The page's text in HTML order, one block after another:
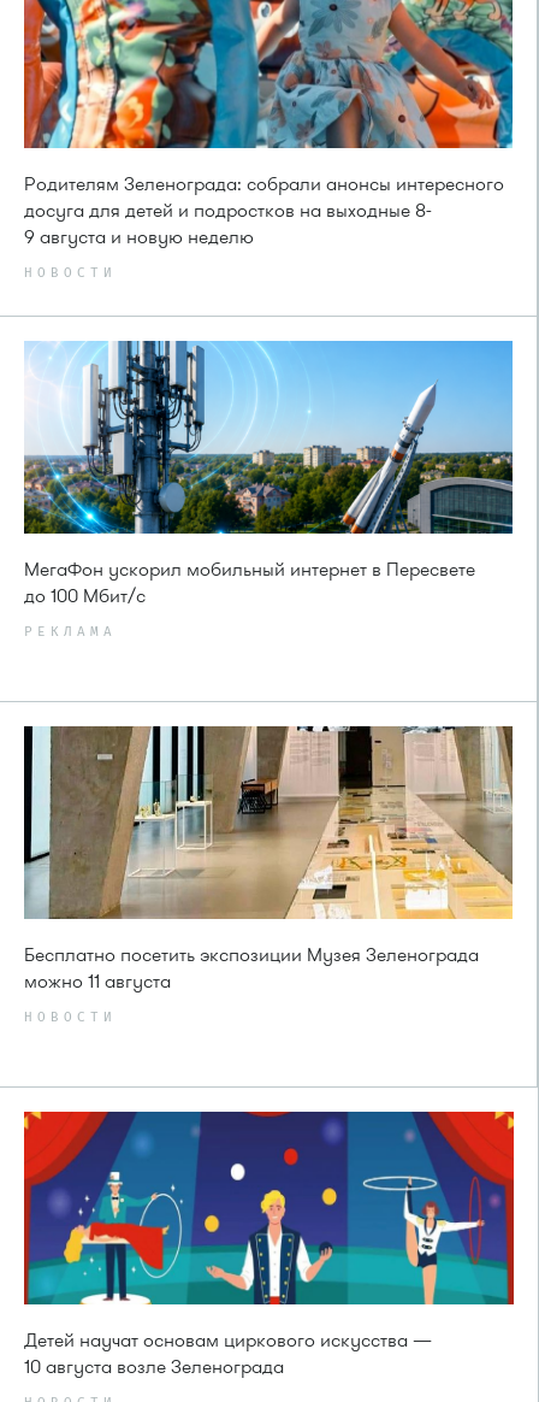
Родителям Зеленограда: собрали анонсы интересного
досуга для детей и подростков на выходные 8-
9 августа и новую неделю
НОВОСТИ
МегаФон ускорил мобильный интернет в Пересвете
до 100 Мбит/с
РЕКЛАМА
Бесплатно посетить экспозиции Музея Зеленограда
можно 11 августа
НОВОСТИ
Детей научат основам циркового искусства —
10 августа возле Зеленограда